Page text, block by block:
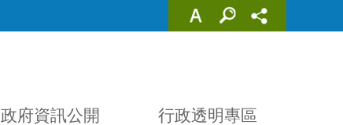
政府資訊公開
行政透明專區